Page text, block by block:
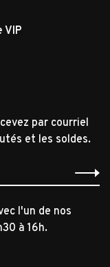
VIP
par courriel
et les soldes.
l'un de nos
à 16h.